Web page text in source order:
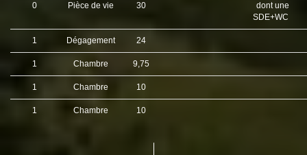
0 Pièce de vie 30
dont une
SDE+WC
1 Dégagement 24
1 Chambre 9,75
1 Chambre 10
1 Chambre 10